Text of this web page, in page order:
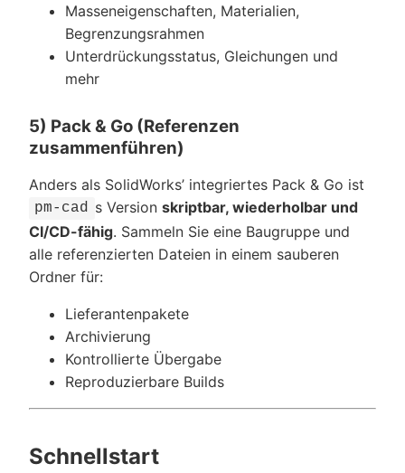
Masseneigenschaften, Materialien,
Begrenzungsrahmen
Unterdrückungsstatus, Gleichungen und
mehr
5) Pack & Go (Referenzen
zusammenführen)
Anders als SolidWorks’ integriertes Pack & Go ist
pm-cad s Version skriptbar, wiederholbar und
CI/CD-fähig. Sammeln Sie eine Baugruppe und
alle referenzierten Dateien in einem sauberen
Ordner für:
Lieferantenpakete
Archivierung
Kontrollierte Übergabe
Reproduzierbare Builds
Schnellstart